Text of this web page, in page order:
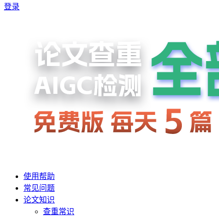
登录
使用帮助
常见问题
论文知识
查重常识